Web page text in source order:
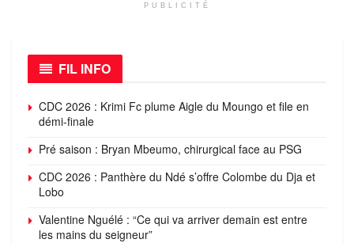
PUBLICITÉ
FIL INFO
CDC 2026 : Krimi Fc plume Aigle du Moungo et file en
démi-finale
Pré saison : Bryan Mbeumo, chirurgical face au PSG
CDC 2026 : Panthère du Ndé s’offre Colombe du Dja et
Lobo
Valentine Nguélé : “Ce qui va arriver demain est entre
les mains du seigneur”